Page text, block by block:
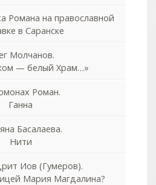
Романа на православной
в Саранске
Молчанов.
— белый Храм…»
Роман.
Ганна
Басалаева.
Нити
Иов (Гумеров).
Мария Магдалина?